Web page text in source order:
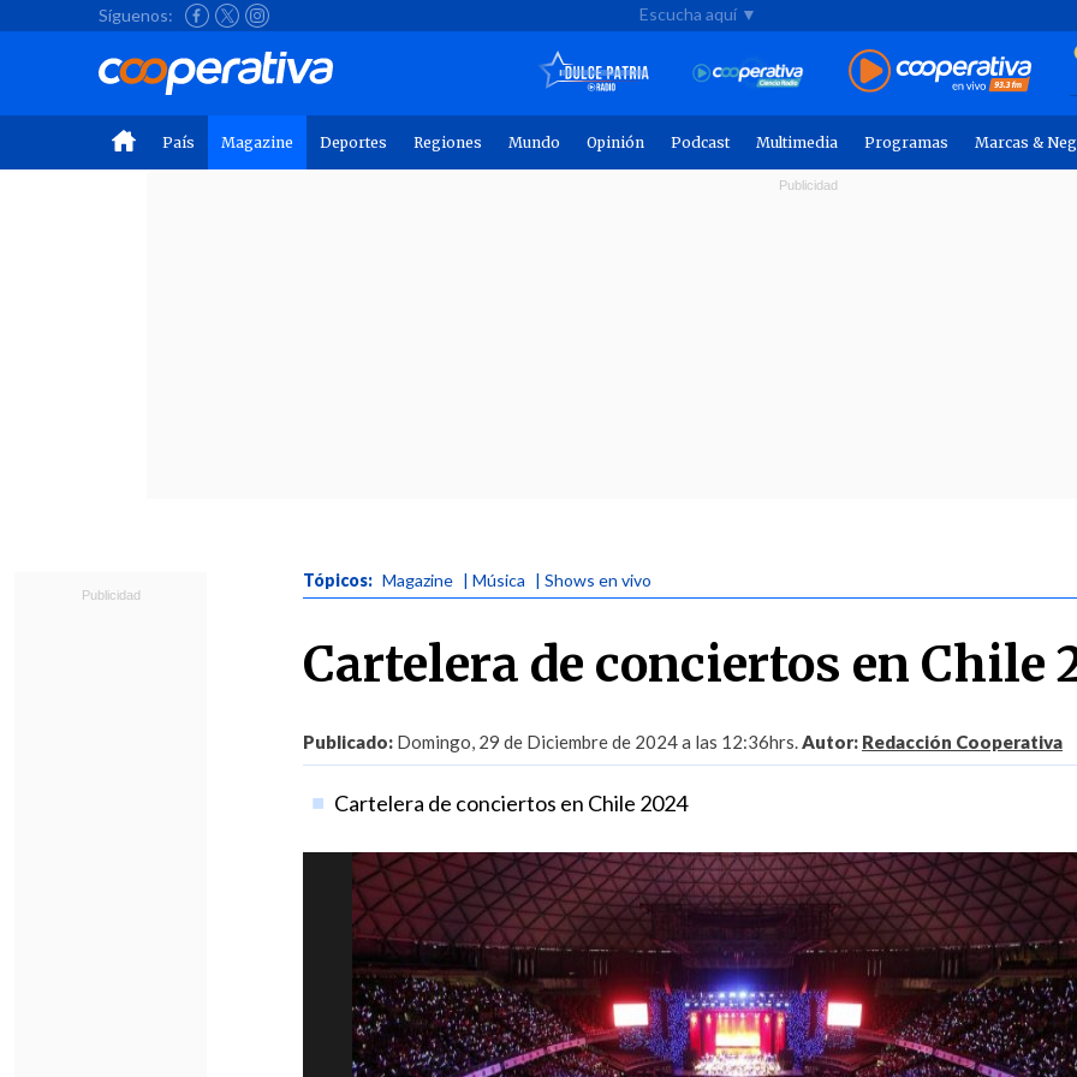
Síguenos: Escucha aquí ▼
País Magazine Deportes Regiones Mundo Opinión Podcast Multimedia Programas Marcas &
Tópicos: Magazine | Música | Shows en vivo
Cartelera de conciertos en Chile
Publicado: Domingo, 29 de Diciembre de 2024 a las 12:36hrs.Autor: Redacción Cooperativa
Cartelera de conciertos en Chile 2024